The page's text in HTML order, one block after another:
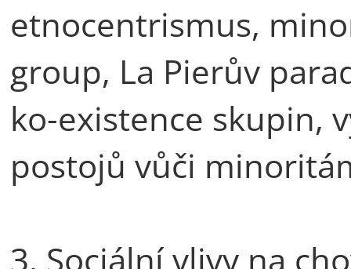
etnocentrismus,
group, La Pierův
ko-existence skupin,
postojů vůči
3. Sociální vlivy na